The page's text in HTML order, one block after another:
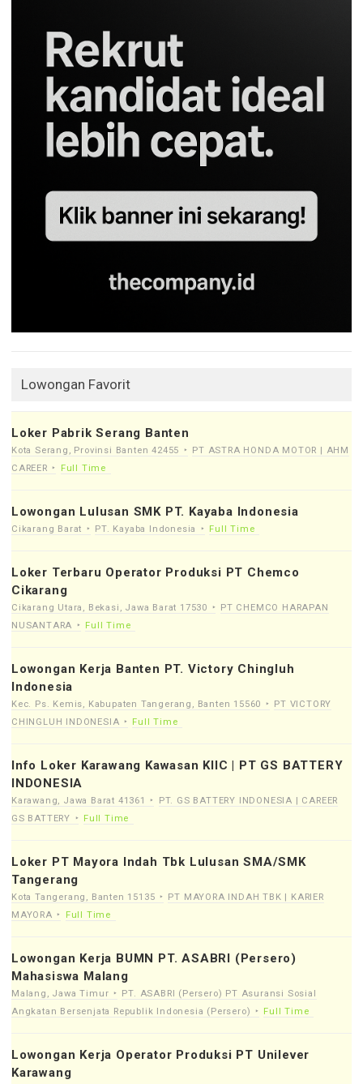
Lowongan Favorit
Loker Pabrik Serang Banten
Kota Serang, Provinsi Banten 42455
PT ASTRA HONDA MOTOR | AHM
CAREER
Full Time
Lowongan Lulusan SMK PT. Kayaba Indonesia
Cikarang Barat PT. Kayaba Indonesia Full Time
Loker Terbaru Operator Produksi PT Chemco
Cikarang
Cikarang Utara, Bekasi, Jawa Barat 17530
PT CHEMCO HARAPAN
NUSANTARA
Full Time
Lowongan Kerja Banten PT. Victory Chingluh
Indonesia
Kec. Ps. Kemis, Kabupaten Tangerang, Banten 15560
PT VICTORY
CHINGLUH INDONESIA
Full Time
Info Loker Karawang Kawasan KIIC | PT GS BATTERY
INDONESIA
Karawang, Jawa Barat 41361
PT. GS BATTERY INDONESIA | CAREER
GS BATTERY
Full Time
Loker PT Mayora Indah Tbk Lulusan SMA/SMK
Tangerang
Kota Tangerang, Banten 15135
PT MAYORA INDAH TBK | KARIER
MAYORA
Full Time
Lowongan Kerja BUMN PT. ASABRI (Persero)
Mahasiswa Malang
Malang, Jawa Timur
PT. ASABRI (Persero) PT Asuransi Sosial
Angkatan Bersenjata Republik Indonesia (Persero)
Full Time
Lowongan Kerja Operator Produksi PT Unilever
Karawang